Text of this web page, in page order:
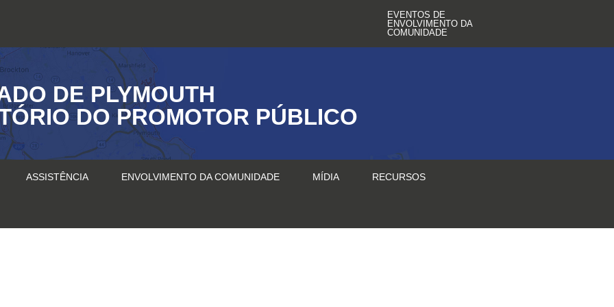
EVENTOS DE
ENVOLVIMENTO DA
COMUNIDADE
DE PLYMOUTH
DO PROMOTOR PÚBLICO
ASSISTÊNCIA ENVOLVIMENTO DA COMUNIDADE MÍDIA RECURSOS